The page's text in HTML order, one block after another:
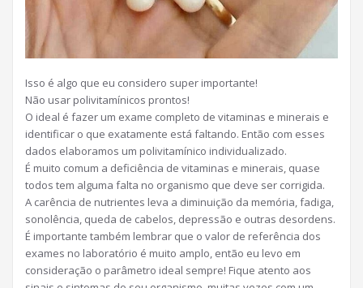
Isso é algo que eu considero super importante!
Não usar polivitamínicos prontos!
O ideal é fazer um exame completo de vitaminas e minerais e
identificar o que exatamente está faltando. Então com esses
dados elaboramos um polivitamínico individualizado.
É muito comum a deficiência de vitaminas e minerais, quase
todos tem alguma falta no organismo que deve ser corrigida.
A carência de nutrientes leva a diminuição da memória, fadiga,
sonolência, queda de cabelos, depressão e outras desordens.
É importante também lembrar que o valor de referência dos
exames no laboratório é muito amplo, então eu levo em
consideração o parâmetro ideal sempre! Fique atento aos